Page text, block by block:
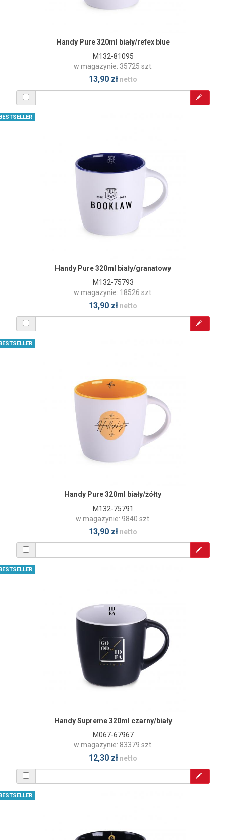
Handy Pure 320ml biały/refex blue
M132-81095
w magazynie: 35725 szt.
13,90 zł netto
Handy Pure 320ml biały/granatowy
M132-75793
w magazynie: 18526 szt.
13,90 zł netto
Handy Pure 320ml biały/żółty
M132-75791
w magazynie: 9840 szt.
13,90 zł netto
Handy Supreme 320ml czarny/biały
M067-67967
w magazynie: 83379 szt.
12,30 zł netto